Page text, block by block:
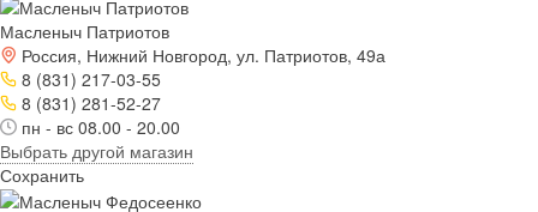
Масленыч Патриотов
Россия, Нижний Новгород, ул. Патриотов, 49а
8 (831) 217-03-55
8 (831) 281-52-27
пн - вс 08.00 - 20.00
Выбрать другой магазин
Сохранить